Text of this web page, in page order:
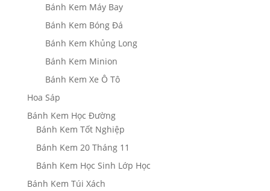
Bánh Kem Máy Bay
Bánh Kem Bóng Đá
Bánh Kem Khủng Long
Bánh Kem Minion
Bánh Kem Xe Ô Tô
Hoa Sáp
Bánh Kem Học Đường
Bánh Kem Tốt Nghiệp
Bánh Kem 20 Tháng 11
Bánh Kem Học Sinh Lớp Học
Bánh Kem Túi Xách